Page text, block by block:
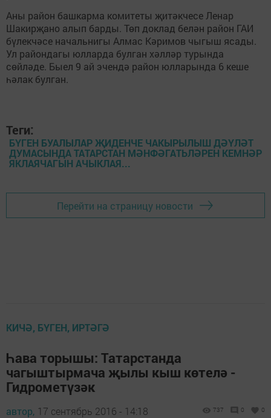
Аны район башкарма комитеты җитәкчесе Ленар
Шакирҗано алып барды. Төп доклад белән район ГАИ
бүлекчәсе начальнигы Алмас Кәримов чыгыш ясады.
Ул райондагы юлларда булган хәлләр турында
сөйләде. Быел 9 ай эчендә район юлларында 6 кеше
һәлак булган.
Теги:
БҮГЕН БУАЛЫЛАР ҖИДЕНЧЕ ЧАКЫРЫЛЫШ ДӘҮЛӘТ
ДУМАСЫНДА ТАТАРСТАН МӘНФӘГАТЬЛӘРЕН КЕМНӘР
ЯКЛАЯЧАГЫН АЧЫКЛАЯ...
Перейти на страницу новости
КИЧӘ, БҮГЕН, ИРТӘГӘ
Һава торышы: Татарстанда
чагыштырмача җылы кыш көтелә -
Гидрометүзәк
автор, 17 сентябрь 2016 - 14:18 737 0 0